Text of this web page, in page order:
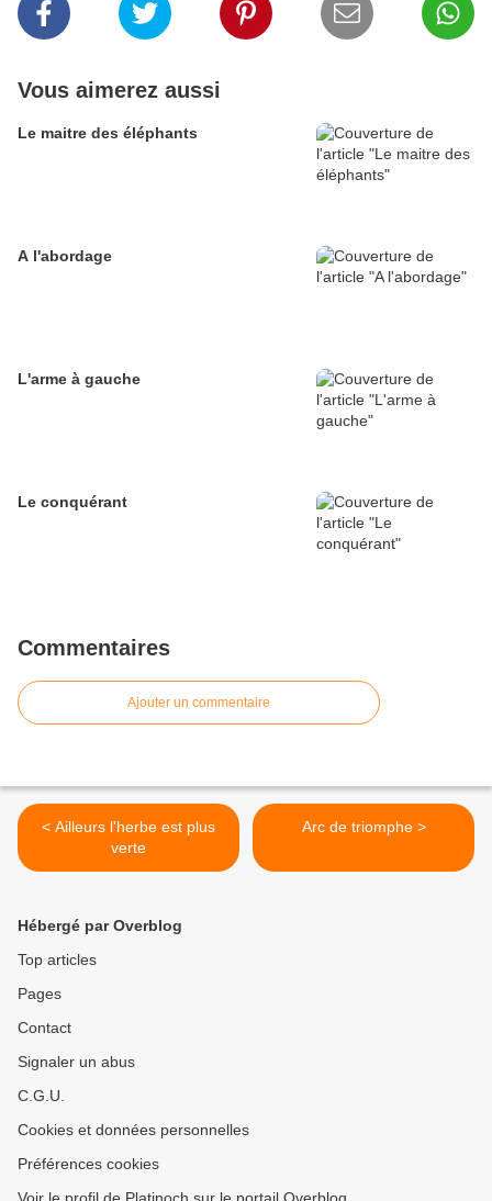
Vous aimerez aussi
Le maitre des éléphants
A l'abordage
L'arme à gauche
Le conquérant
Commentaires
Ajouter un commentaire
< Ailleurs l'herbe est plus
verte
Arc de triomphe >
Hébergé par Overblog
Top articles
Pages
Contact
Signaler un abus
C.G.U.
Cookies et données personnelles
Préférences cookies
Voir le profil de Platinoch sur le portail Overblog